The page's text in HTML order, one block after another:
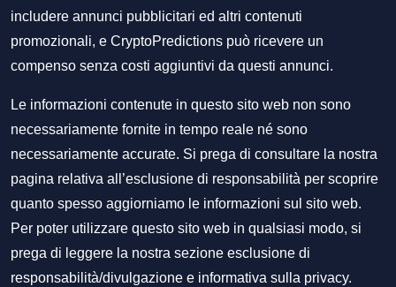
includere annunci pubblicitari ed altri contenuti
promozionali, e CryptoPredictions può ricevere un
compenso senza costi aggiuntivi da questi annunci.
Le informazioni contenute in questo sito web non sono
necessariamente fornite in tempo reale né sono
necessariamente accurate. Si prega di consultare la nostra
pagina relativa all’esclusione di responsabilità per scoprire
quanto spesso aggiorniamo le informazioni sul sito web.
Per poter utilizzare questo sito web in qualsiasi modo, si
prega di leggere la nostra sezione esclusione di
responsabilità/divulgazione e informativa sulla privacy.